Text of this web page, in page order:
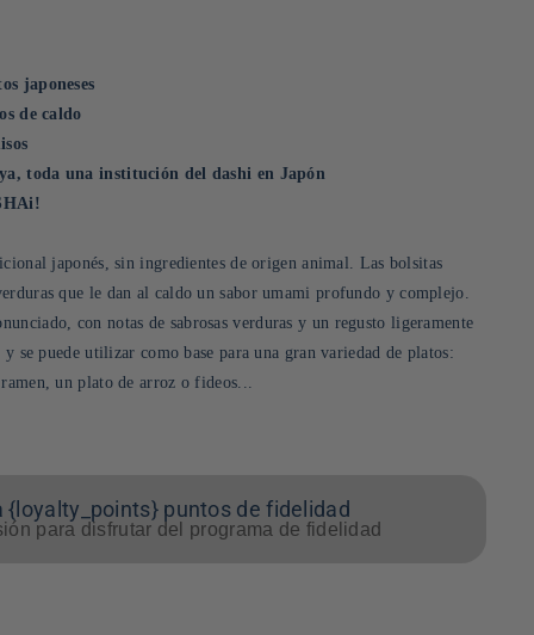
japoneses
de caldo
toda una institución del dashi en Japón
japonés, sin ingredientes de origen animal. Las bolsitas
que le dan al caldo un sabor umami profundo y complejo.
con notas de sabrosas verduras y un regusto ligeramente
se puede utilizar como base para una gran variedad de platos:
un plato de arroz o fideos...
{loyalty_points} puntos de fidelidad
para disfrutar del programa de fidelidad